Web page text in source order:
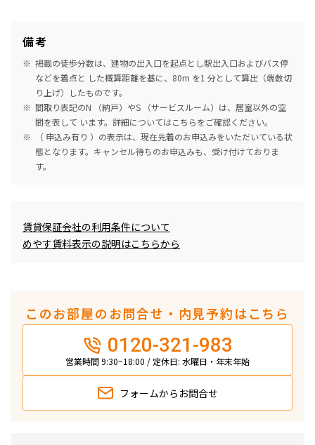
備考
掲載の徒歩分数は、建物の出入口を起点とし駅出入口およびバス停
などを着点と した概算距離を基に、80m を1 分として算出（端数切
り上げ）したものです。
間取り表記のN （納戸）やS （サービスルーム）は、居室以外の空
間を表して います。詳細についてはこちらをご確認ください。
（ 申込み有り ）の表示は、現在先着のお申込みをいただいている状
態となります。キャンセル待ちのお申込みも、受け付けておりま
す。
賃貸保証会社の利用条件について
めやす賃料表示の説明はこちらから
このお部屋のお問合せ・内見予約はこちら
0120-321-983
営業時間 9:30~18:00 / 定休日: 水曜日・年末年始
フォームから お問合せ